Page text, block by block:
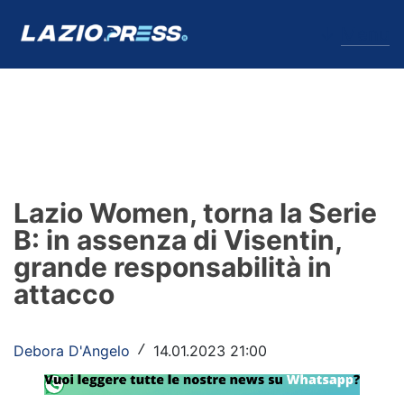
Formello
Infortuni
Primavera
Calciomercato
Lazio Women
Lazio Women, torna la Serie
B: in assenza di Visentin,
grande responsabilità in
attacco
Debora D'Angelo / 14.01.2023 21:00